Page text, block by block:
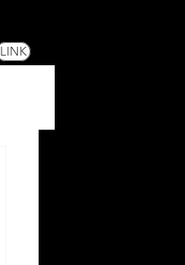
LINK